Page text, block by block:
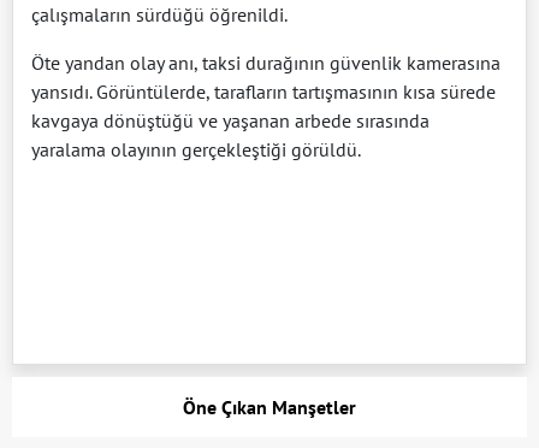
çalışmaların sürdüğü öğrenildi.
Öte yandan olay anı, taksi durağının güvenlik kamerasına
yansıdı. Görüntülerde, tarafların tartışmasının kısa sürede
kavgaya dönüştüğü ve yaşanan arbede sırasında
yaralama olayının gerçekleştiği görüldü.
Öne Çıkan Manşetler